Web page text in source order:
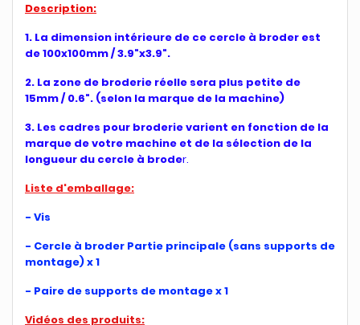
Description:
1. La dimension intérieure de ce cercle à broder est
de 100x100mm / 3.9"x3.9".
2. La zone de broderie réelle sera plus petite de
15mm / 0.6". (selon la marque de la machine)
3. Les cadres pour broderie varient en fonction de la
marque de votre machine et de la sélection de la
longueur du cercle à broder.
Liste d'emballage:
- Vis
- Cercle à broder Partie principale (sans supports de
montage) x 1
- Paire de supports de montage x 1
Vidéos des produits: